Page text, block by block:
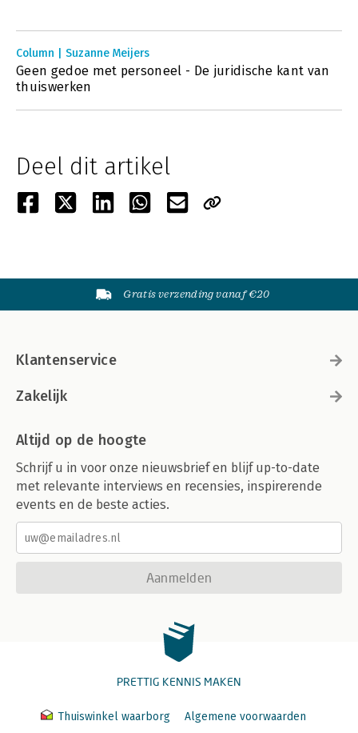
Column | Suzanne Meijers
Geen gedoe met personeel - De juridische kant van
thuiswerken
Deel dit artikel
Gratis verzending vanaf €20
Klantenservice
Zakelijk
Altijd op de hoogte
Schrijf u in voor onze nieuwsbrief en blijf up-to-date
met relevante interviews en recensies, inspirerende
events en de beste acties.
Aanmelden
PRETTIG KENNIS MAKEN
Thuiswinkel waarborg
Algemene voorwaarden